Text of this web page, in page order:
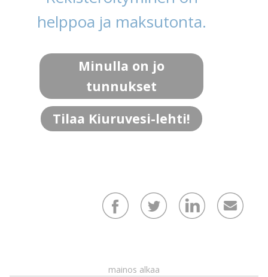
helppoa ja maksutonta.
Minulla on jo
tunnukset
Tilaa Kiuruvesi-lehti!
mainos alkaa